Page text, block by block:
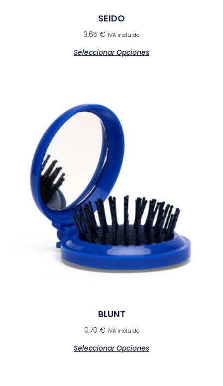
SEIDO
3,65 € IVA incluido
Seleccionar Opciones
BLUNT
0,70 € IVA incluido
Seleccionar Opciones